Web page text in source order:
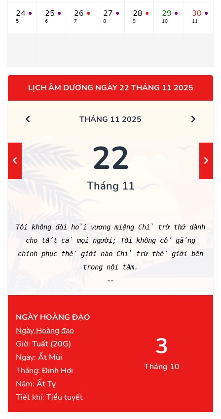
24 ●
5
25 ●
6
26 ●
7
27 ●
8
28 ●
9
29 ●
10
30 ●
11
LỊCH ÂM DƯƠNG NGÀY 22 THÁNG 11 2025
THÁNG 11 2025
22
Tháng 11
Tôi không đòi hỏi vương miệng Chỉ trừ thứ dành
cho tất cả mọi người; Tôi không cố gắng
chinh phục thế giới nào Chỉ trừ thế giới bên
trong nội tâm.
--
NGÀY HOÀNG ĐẠO
Ngày Hoàng đạo
Giờ: Tuất (20G)
Ngày: Ất Mùi
Tháng: Đinh Hợi
Năm: Ất Tỵ
Tiết khí: Tiểu tuyết
3
Tháng 10